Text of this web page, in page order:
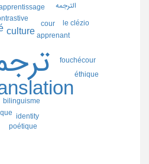
culture
bilinguisme
apprenant
apprentissage
cour
fouchécour
identity
le clézio
poétique
éthique
الترجمه